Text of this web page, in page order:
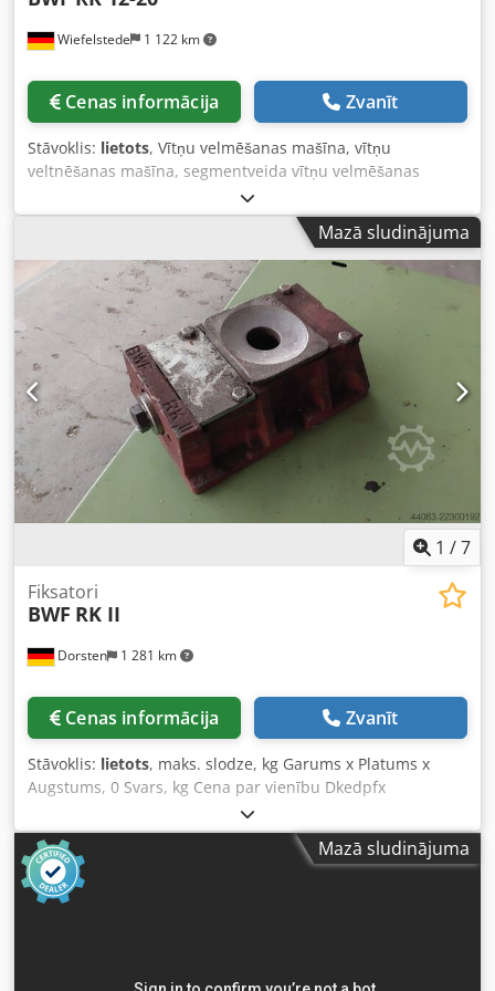
Wiefelstede 1 122 km
Cenas informācija Zvanīt
Stāvoklis: lietots, Vītņu velmēšanas mašīna, vītņu
veltnēšanas mašīna, segmentveida vītņu velmēšanas
mašīna, aukstās deformācijas mašīna, vītņu veltnis, veltnis
-Ražotājs: BWF, vītņu veltnis -Tips: RK 12-20 -Vītņu veltņi:
M24 x 1,5 Dkjdpfx Aou Tyvhsptjr -Izmēri: Ø 120 x 180 mm -
Svars: 5,6 kg
Mazā sludinājuma
1 /7
Dorsten 1 281 km
Fiksatori
BWF RK II
Cenas informācija Zvanīt
Stāvoklis: lietots, maks. slodze, kg Garums x Platums x
Augstums, 0 Svars, kg Cena par vienību Dkedpfx
Aszkvvajptor Tehniskie dati ir ražotāja vai ekspluatētāja
norādīti dati, un tāpēc tie mums nav saistoši. Mēs paturam
tiesības veikt starptirdzniecību; spēkā ir tikai mūsu biznesa
un pārdošanas noteikumi. Par mums vairāk nekā 400 pašu
iekārtu noliktavā. Tehniskie dati ir ražotāja vai
Mazā sludinājuma